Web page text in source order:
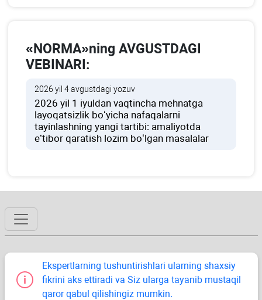
«NORMA»ning AVGUSTDAGI
VEBINARI:
2026 yil 4 avgustdagi yozuv
2026 yil 1 iyuldan vaqtincha mehnatga
layoqatsizlik boʻyicha nafaqalarni
tayinlashning yangi tartibi: amaliyotda
e’tibor qaratish lozim boʻlgan masalalar
Ekspertlarning tushuntirishlari ularning shaхsiy
fikrini aks ettiradi va Siz ularga tayanib mustaqil
qaror qabul qilishingiz mumkin.